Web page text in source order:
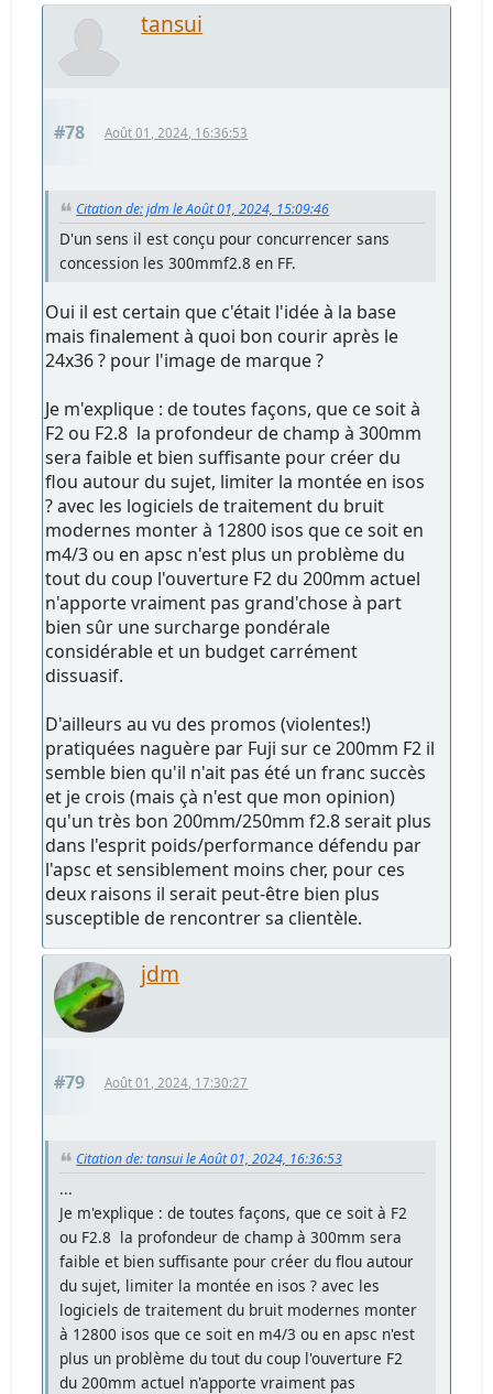
tansui
#78 Août 01, 2024, 16:36:53
Citation de: jdm le Août 01, 2024, 15:09:46
D'un sens il est conçu pour concurrencer sans
concession les 300mmf2.8 en FF.
Oui il est certain que c'était l'idée à la base
mais finalement à quoi bon courir après le
24x36 ? pour l'image de marque ?
Je m'explique : de toutes façons, que ce soit à
F2 ou F2.8 la profondeur de champ à 300mm
sera faible et bien suffisante pour créer du
flou autour du sujet, limiter la montée en isos
? avec les logiciels de traitement du bruit
modernes monter à 12800 isos que ce soit en
m4/3 ou en apsc n'est plus un problème du
tout du coup l'ouverture F2 du 200mm actuel
n'apporte vraiment pas grand'chose à part
bien sûr une surcharge pondérale
considérable et un budget carrément
dissuasif.
D'ailleurs au vu des promos (violentes!)
pratiquées naguère par Fuji sur ce 200mm F2 il
semble bien qu'il n'ait pas été un franc succès
et je crois (mais çà n'est que mon opinion)
qu'un très bon 200mm/250mm f2.8 serait plus
dans l'esprit poids/performance défendu par
l'apsc et sensiblement moins cher, pour ces
deux raisons il serait peut-être bien plus
susceptible de rencontrer sa clientèle.
jdm
#79 Août 01, 2024, 17:30:27
Citation de: tansui le Août 01, 2024, 16:36:53
...
Je m'explique : de toutes façons, que ce soit à F2
ou F2.8 la profondeur de champ à 300mm sera
faible et bien suffisante pour créer du flou autour
du sujet, limiter la montée en isos ? avec les
logiciels de traitement du bruit modernes monter
à 12800 isos que ce soit en m4/3 ou en apsc n'est
plus un problème du tout du coup l'ouverture F2
du 200mm actuel n'apporte vraiment pas